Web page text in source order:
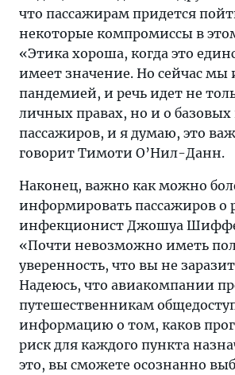
что пассажирам придется
некоторые компромиссы в
«Этика хороша, когда это
имеет значение. Но сейчас мы
пандемией, и речь идет не
личных правах, но и о базовых
пассажиров, и я думаю, это
говорит Тимоти О’Нил-Данн.
Наконец, важно как можно
информировать пассажиров о
инфекционист Джошуа
«Почти невозможно иметь
уверенность, что вы не
Надеюсь, что авиакомпании
путешественникам
информацию о том, каков
риск для каждого пункта
это, вы сможете осознанно